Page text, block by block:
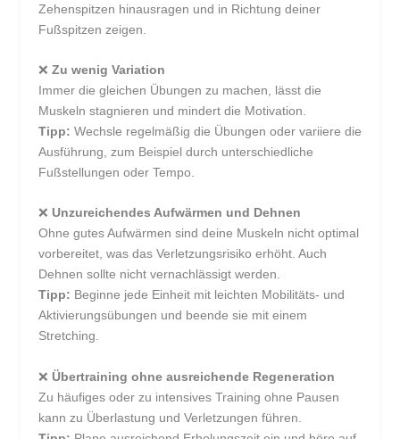
Zehenspitzen hinausragen und in Richtung deiner
Fußspitzen zeigen.
❌ Zu wenig Variation
Immer die gleichen Übungen zu machen, lässt die
Muskeln stagnieren und mindert die Motivation.
Tipp: Wechsle regelmäßig die Übungen oder variiere die
Ausführung, zum Beispiel durch unterschiedliche
Fußstellungen oder Tempo.
❌ Unzureichendes Aufwärmen und Dehnen
Ohne gutes Aufwärmen sind deine Muskeln nicht optimal
vorbereitet, was das Verletzungsrisiko erhöht. Auch
Dehnen sollte nicht vernachlässigt werden.
Tipp: Beginne jede Einheit mit leichten Mobilitäts- und
Aktivierungsübungen und beende sie mit einem
Stretching.
❌ Übertraining ohne ausreichende Regeneration
Zu häufiges oder zu intensives Training ohne Pausen
kann zu Überlastung und Verletzungen führen.